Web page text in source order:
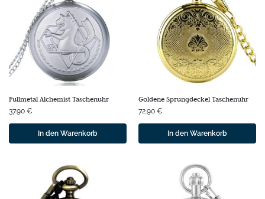
Fullmetal Alchemist Taschenuhr
37.90 €
In den Warenkorb
Goldene Sprungdeckel Taschenuhr
72.90 €
In den Warenkorb